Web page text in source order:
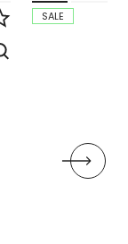
SALE